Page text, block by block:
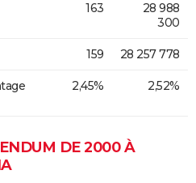
163
28 988
300
159 28 257 778
2,45% 2,52%
DE 2000 À